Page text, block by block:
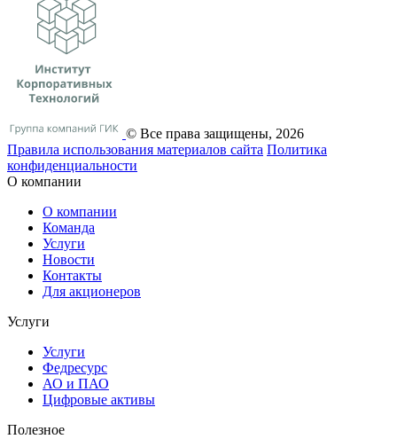
© Все права защищены, 2026
Правила использования материалов сайта Политика
конфиденциальности
О компании
О компании
Команда
Услуги
Новости
Контакты
Для акционеров
Услуги
Услуги
Федресурс
АО и ПАО
Цифровые активы
Полезное